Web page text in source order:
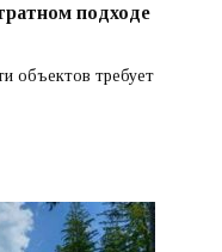
подходе
объектов требует